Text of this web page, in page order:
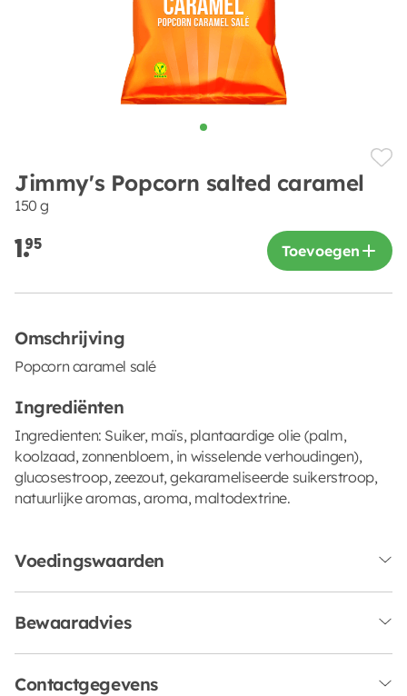
Jimmy's Popcorn salted caramel
150 g
1.95 Toevoegen
Omschrijving
Popcorn caramel salé
Ingrediënten
Ingredienten: Suiker, maïs, plantaardige olie (palm,
koolzaad, zonnenbloem, in wisselende verhoudingen),
glucosestroop, zeezout, gekarameliseerde suikerstroop,
natuurlijke aromas, aroma, maltodextrine.
Voedingswaarden
Bewaaradvies
Contactgegevens